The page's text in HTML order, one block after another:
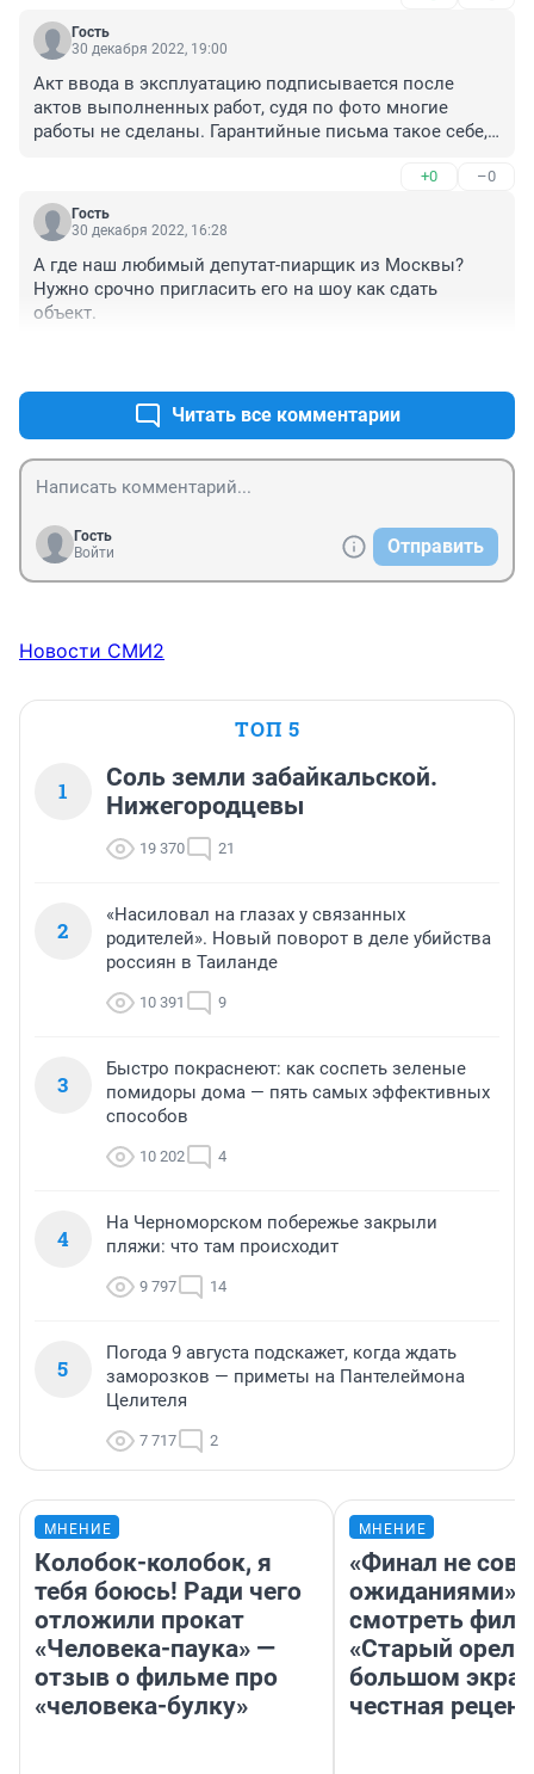
Гость
30 декабря 2022, 19:00
Акт ввода в эксплуатацию подписывается после
актов выполненных работ, судя по фото многие
работы не сделаны. Гарантийные письма такое себе,
+0 –0
Гость
30 декабря 2022, 16:28
А где наш любимый депутат-пиарщик из Москвы?
Нужно срочно пригласить его на шоу как сдать
объект.
Читать все комментарии
Гость
Войти
Отправить
Новости СМИ2
ТОП 5
1
Соль земли забайкальской.
Нижегородцевы
19 370 21
2
«Насиловал на глазах у связанных
родителей». Новый поворот в деле убийства
россиян в Таиланде
10 391 9
3
Быстро покраснеют: как соспеть зеленые
помидоры дома — пять самых эффективных
способов
10 202 4
4
На Черноморском побережье закрыли
пляжи: что там происходит
9 797 14
5
Погода 9 августа подскажет, когда ждать
заморозков — приметы на Пантелеймона
Целителя
7 717 2
МНЕНИЕ
Колобок-колобок, я
тебя боюсь! Ради чего
отложили прокат
«Человека-паука» —
отзыв о фильме про
«человека-булку»
МНЕНИЕ
«Финал не
ожиданиями»:
смотреть
«Старый орел»
большом
честная